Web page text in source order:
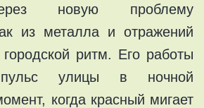
новую проблему
из металла и отражений
ритм. Его работы
пульс улицы в ночной
когда красный мигает